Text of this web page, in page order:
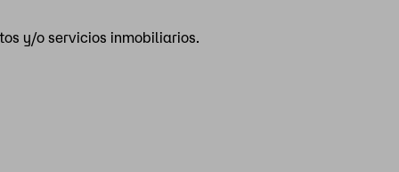
y/o servicios inmobiliarios.